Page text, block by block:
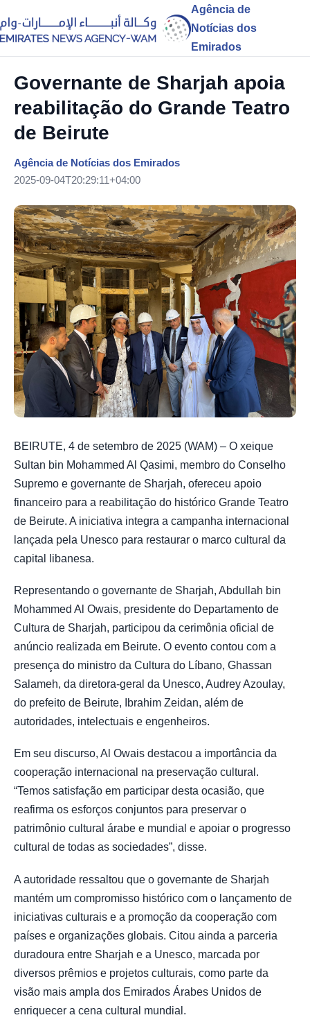
Agência de
Notícias dos
Emirados
Governante de Sharjah apoia
reabilitação do Grande Teatro
de Beirute
Agência de Notícias dos Emirados
2025-09-04T20:29:11+04:00
BEIRUTE, 4 de setembro de 2025 (WAM) – O xeique
Sultan bin Mohammed Al Qasimi, membro do Conselho
Supremo e governante de Sharjah, ofereceu apoio
financeiro para a reabilitação do histórico Grande Teatro
de Beirute. A iniciativa integra a campanha internacional
lançada pela Unesco para restaurar o marco cultural da
capital libanesa.
Representando o governante de Sharjah, Abdullah bin
Mohammed Al Owais, presidente do Departamento de
Cultura de Sharjah, participou da cerimônia oficial de
anúncio realizada em Beirute. O evento contou com a
presença do ministro da Cultura do Líbano, Ghassan
Salameh, da diretora-geral da Unesco, Audrey Azoulay,
do prefeito de Beirute, Ibrahim Zeidan, além de
autoridades, intelectuais e engenheiros.
Em seu discurso, Al Owais destacou a importância da
cooperação internacional na preservação cultural.
“Temos satisfação em participar desta ocasião, que
reafirma os esforços conjuntos para preservar o
patrimônio cultural árabe e mundial e apoiar o progresso
cultural de todas as sociedades”, disse.
A autoridade ressaltou que o governante de Sharjah
mantém um compromisso histórico com o lançamento de
iniciativas culturais e a promoção da cooperação com
países e organizações globais. Citou ainda a parceria
duradoura entre Sharjah e a Unesco, marcada por
diversos prêmios e projetos culturais, como parte da
visão mais ampla dos Emirados Árabes Unidos de
enriquecer a cena cultural mundial.